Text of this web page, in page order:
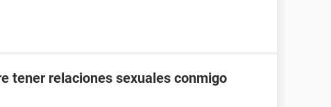
tener relaciones sexuales conmigo